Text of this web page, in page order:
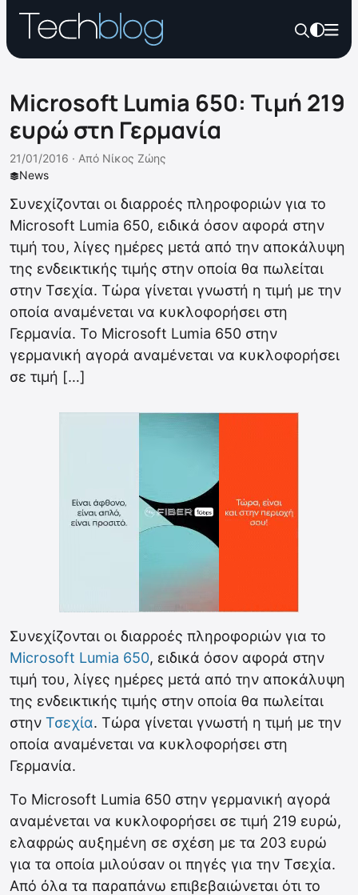
Microsoft Lumia 650: Τιμή 219
ευρώ στη Γερμανία
News
21/01/2016 · Από Νίκος Ζώης
Συνεχίζονται οι διαρροές πληροφοριών για το
Microsoft Lumia 650, ειδικά όσον αφορά στην
τιμή του, λίγες ημέρες μετά από την αποκάλυψη
της ενδεικτικής τιμής στην οποία θα πωλείται
στην Τσεχία. Τώρα γίνεται γνωστή η τιμή με την
οποία αναμένεται να κυκλοφορήσει στη
Γερμανία. Το Microsoft Lumia 650 στην
γερμανική αγορά αναμένεται να κυκλοφορήσει
σε τιμή […]
Συνεχίζονται οι διαρροές πληροφοριών για το
Microsoft Lumia 650, ειδικά όσον αφορά στην
τιμή του, λίγες ημέρες μετά από την αποκάλυψη
της ενδεικτικής τιμής στην οποία θα πωλείται
στην Τσεχία. Τώρα γίνεται γνωστή η τιμή με την
οποία αναμένεται να κυκλοφορήσει στη
Γερμανία.
Το Microsoft Lumia 650 στην γερμανική αγορά
αναμένεται να κυκλοφορήσει σε τιμή 219 ευρώ,
ελαφρώς αυξημένη σε σχέση με τα 203 ευρώ
για τα οποία μιλούσαν οι πηγές για την Τσεχία.
Από όλα τα παραπάνω επιβεβαιώνεται ότι το